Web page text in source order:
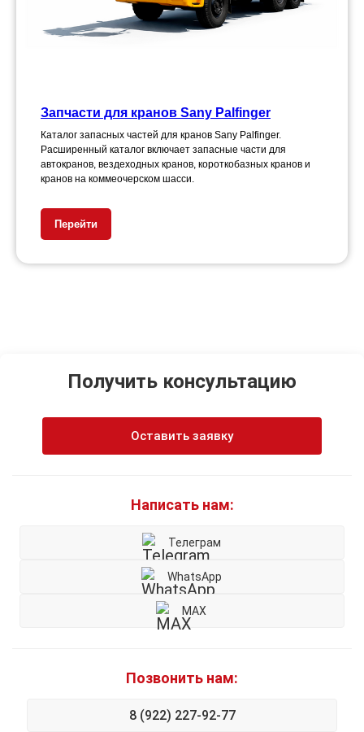
Запчасти для кранов Sany Palfinger
Каталог запасных частей для кранов Sany Palfinger.
Расширенный каталог включает запасные части для
автокранов, вездеходных кранов, короткобазных кранов и
кранов на коммеочерском шасси.
Перейти
Получить консультацию
Оставить заявку
Написать нам:
Телеграм
WhatsApp
MAX
Позвонить нам:
8 (922) 227-92-77